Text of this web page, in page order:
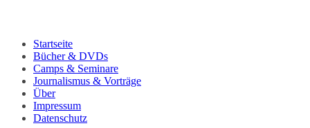
Startseite
Bücher & DVDs
Camps & Seminare
Journalismus & Vorträge
Über
Impressum
Datenschutz